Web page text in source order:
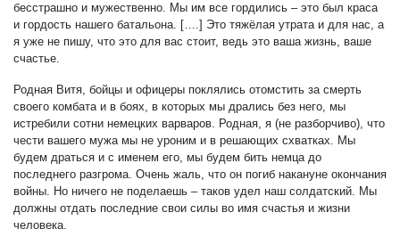
бесстрашно и мужественно. Мы им все гордились – это был краса
и гордость нашего батальона. [….] Это тяжёлая утрата и для нас, а
я уже не пишу, что это для вас стоит, ведь это ваша жизнь, ваше
счастье.
Родная Витя, бойцы и офицеры поклялись отомстить за смерть
своего комбата и в боях, в которых мы дрались без него, мы
истребили сотни немецких варваров. Родная, я (не разборчиво), что
чести вашего мужа мы не уроним и в решающих схватках. Мы
будем драться и с именем его, мы будем бить немца до
последнего разгрома. Очень жаль, что он погиб накануне окончания
войны. Но ничего не поделаешь – таков удел наш солдатский. Мы
должны отдать последние свои силы во имя счастья и жизни
человека.